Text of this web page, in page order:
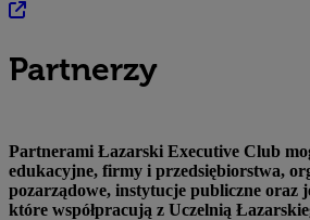
Partnerzy
Partnerami Łazarski Executive Club
edukacyjne, firmy i przedsiębiorstwa,
pozarządowe, instytucje publiczne oraz
które współpracują z Uczelnią